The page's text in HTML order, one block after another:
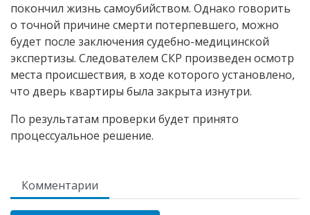
покончил жизнь самоубийством. Однако говорить
о точной причине смерти потерпевшего, можно
будет после заключения судебно-медицинской
экспертизы. Следователем СКР произведен осмотр
места происшествия, в ходе которого установлено,
что дверь квартиры была закрыта изнутри.
По результатам проверки будет принято
процессуальное решение.
Комментарии